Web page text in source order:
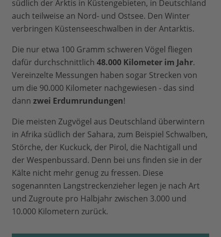
südlich der Arktis in Küstengebieten, in Deutschland
auch teilweise an Nord- und Ostsee. Den Winter
verbringen Küstenseeschwalben in der Antarktis.
Die nur etwa 100 Gramm schweren Vögel fliegen
dafür durchschnittlich 48.000 Kilometer im Jahr.
Vereinzelte Messungen haben sogar Strecken von
um die 90.000 Kilometer nachgewiesen - das sind
dann zwei Erdumrundungen!
Die meisten Zugvögel aus Deutschland überwintern
in Afrika südlich der Sahara, zum Beispiel Schwalben,
Störche, der Kuckuck, der Pirol, die Nachtigall und
der Wespenbussard. Denn bei uns finden sie in der
Kälte nicht mehr genug zu fressen. Diese
sogenannten Langstreckenzieher legen je nach Art
und Zugroute pro Halbjahr zwischen 3.000 und
10.000 Kilometern zurück.